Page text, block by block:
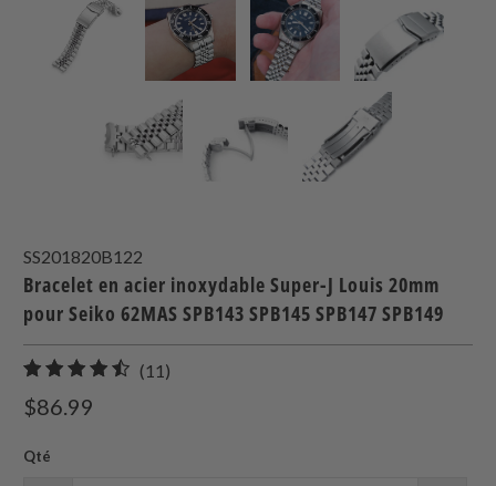
SS201820B122
Bracelet en acier inoxydable Super-J Louis 20mm
pour Seiko 62MAS SPB143 SPB145 SPB147 SPB149
(11)
$86.99
Qté